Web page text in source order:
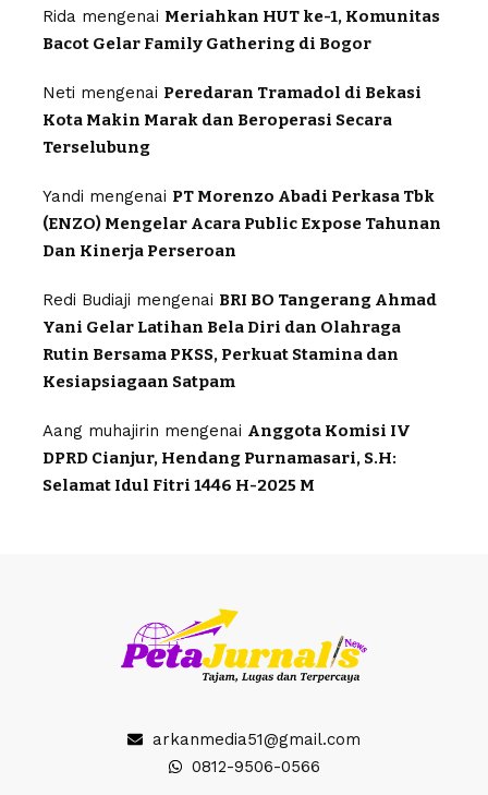
Rida mengenai Meriahkan HUT ke-1, Komunitas
Bacot Gelar Family Gathering di Bogor
Neti mengenai Peredaran Tramadol di Bekasi
Kota Makin Marak dan Beroperasi Secara
Terselubung
Yandi mengenai PT Morenzo Abadi Perkasa Tbk
(ENZO) Mengelar Acara Public Expose Tahunan
Dan Kinerja Perseroan
Redi Budiaji mengenai BRI BO Tangerang Ahmad
Yani Gelar Latihan Bela Diri dan Olahraga
Rutin Bersama PKSS, Perkuat Stamina dan
Kesiapsiagaan Satpam
Aang muhajirin mengenai Anggota Komisi IV
DPRD Cianjur, Hendang Purnamasari, S.H:
Selamat Idul Fitri 1446 H-2025 M
arkanmedia51@gmail.com
0812-9506-0566